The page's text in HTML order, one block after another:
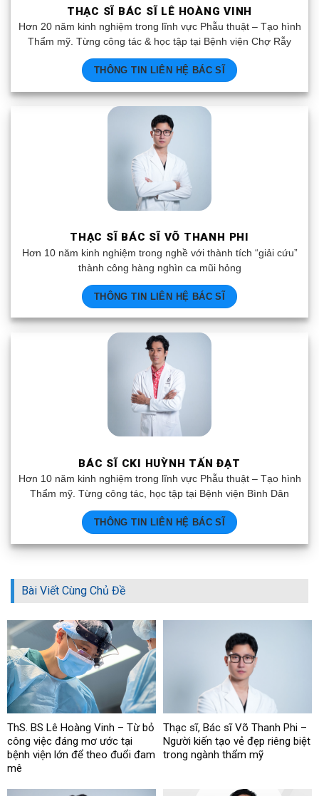
THẠC SĨ BÁC SĨ LÊ HOÀNG VINH
Hơn 20 năm kinh nghiệm trong lĩnh vực Phẫu thuật – Tạo hình
Thẩm mỹ. Từng công tác & học tập tại Bệnh viện Chợ Rẫy
THÔNG TIN LIÊN HỆ BÁC SĨ
THẠC SĨ BÁC SĨ VÕ THANH PHI
Hơn 10 năm kinh nghiệm trong nghề với thành tích “giải cứu”
thành công hàng nghìn ca mũi hỏng
THÔNG TIN LIÊN HỆ BÁC SĨ
BÁC SĨ CKI HUỲNH TẤN ĐẠT
Hơn 10 năm kinh nghiệm trong lĩnh vực Phẫu thuật – Tạo hình
Thẩm mỹ. Từng công tác, học tập tại Bệnh viện Bình Dân
THÔNG TIN LIÊN HỆ BÁC SĨ
Bài Viết Cùng Chủ Đề
ThS. BS Lê Hoàng Vinh – Từ bỏ
công việc đáng mơ ước tại
bệnh viện lớn để theo đuổi đam
mê
Thạc sĩ, Bác sĩ Võ Thanh Phi –
Người kiến tạo vẻ đẹp riêng biệt
trong ngành thẩm mỹ